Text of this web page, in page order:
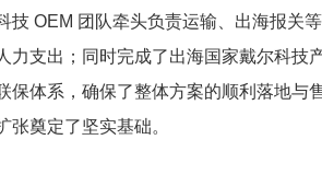
技 OEM 团队牵头负责运输、出海报关
力支出；同时完成了出海国家戴尔科
保体系，确保了整体方案的顺利落地
张奠定了坚实基础。